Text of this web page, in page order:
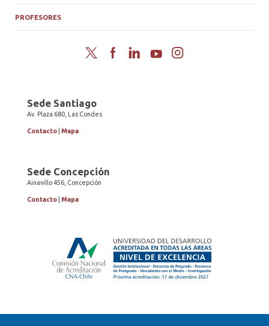
PROFESORES
Twitter FacebookLinkedInYouTubeInstagram
Sede Santiago
Av. Plaza 680, Las Condes
Contacto Mapa
Sede Concepción
Ainavillo 456, Concepción
Contacto Mapa